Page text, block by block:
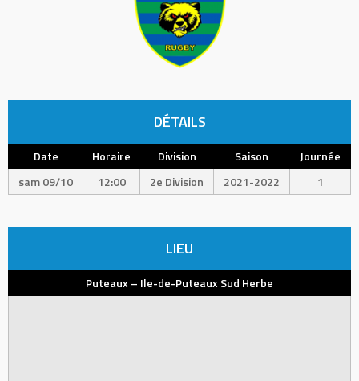
DÉTAILS
Date Horaire Division Saison
Journée
sam 09/10
12:00 2e Division 2021-2022 1
LIEU
Puteaux – Ile-de-Puteaux Sud Herbe